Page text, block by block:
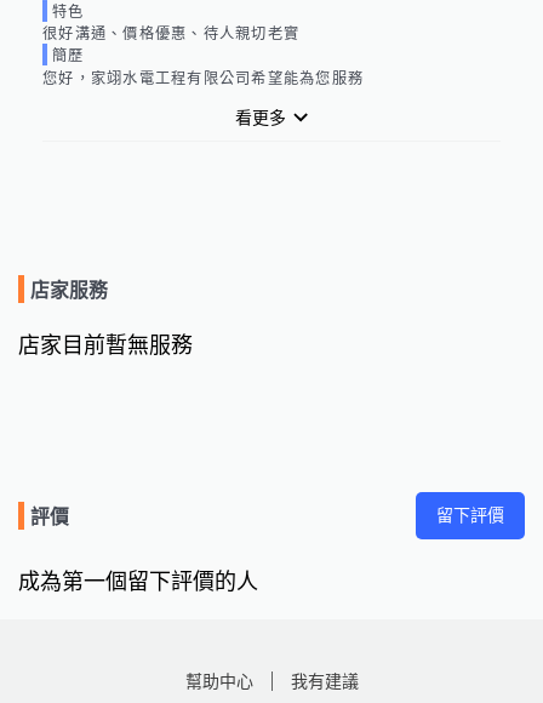
特色
很好溝通、價格優惠、待人親切老實
簡歷
您好，家翊水電工程有限公司希望能為您服務
看更多
店家服務
店家目前暫無服務
評價 留下評價
成為第一個留下評價的人
幫助中心 我有建議